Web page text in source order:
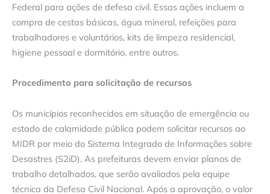
Federal para ações de defesa civil. Essas ações incluem a
compra de cestas básicas, água mineral, refeições para
trabalhadores e voluntários, kits de limpeza residencial,
higiene pessoal e dormitório, entre outros.
Procedimento para solicitação de recursos
Os municípios reconhecidos em situação de emergência ou
estado de calamidade pública podem solicitar recursos ao
MIDR por meio do Sistema Integrado de Informações sobre
Desastres (S2iD). As prefeituras devem enviar planos de
trabalho detalhados, que serão avaliados pela equipe
técnica da Defesa Civil Nacional. Após a aprovação, o valor